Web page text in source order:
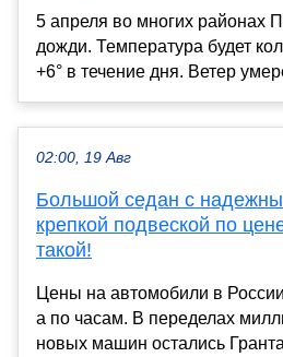
5 апреля во многих районах
дожди. Температура будет
+6° в течение дня. Ветер
02:00, 19 Авг
Большой седан с
крепкой подвеской по
такой!
Цены на автомобили в
а по часам. В переделах
новых машин остались